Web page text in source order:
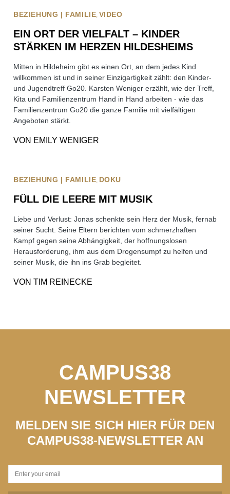
BEZIEHUNG | FAMILIE VIDEO
EIN ORT DER VIELFALT – KINDER
STÄRKEN IM HERZEN HILDESHEIMS
Mitten in Hildeheim gibt es einen Ort, an dem jedes Kind
willkommen ist und in seiner Einzigartigkeit zählt: den Kinder-
und Jugendtreff Go20. Karsten Weniger erzählt, wie der Treff,
Kita und Familienzentrum Hand in Hand arbeiten - wie das
Familienzentrum Go20 die ganze Familie mit vielfältigen
Angeboten stärkt.
VON EMILY WENIGER
BEZIEHUNG | FAMILIE DOKU
FÜLL DIE LEERE MIT MUSIK
Liebe und Verlust: Jonas schenkte sein Herz der Musik, fernab
seiner Sucht. Seine Eltern berichten vom schmerzhaften
Kampf gegen seine Abhängigkeit, der hoffnungslosen
Herausforderung, ihm aus dem Drogensumpf zu helfen und
seiner Musik, die ihn ins Grab begleitet.
VON TIM REINECKE
CAMPUS38
NEWSLETTER
MELDEN SIE SICH HIER FÜR DEN
CAMPUS38-NEWSLETTER AN